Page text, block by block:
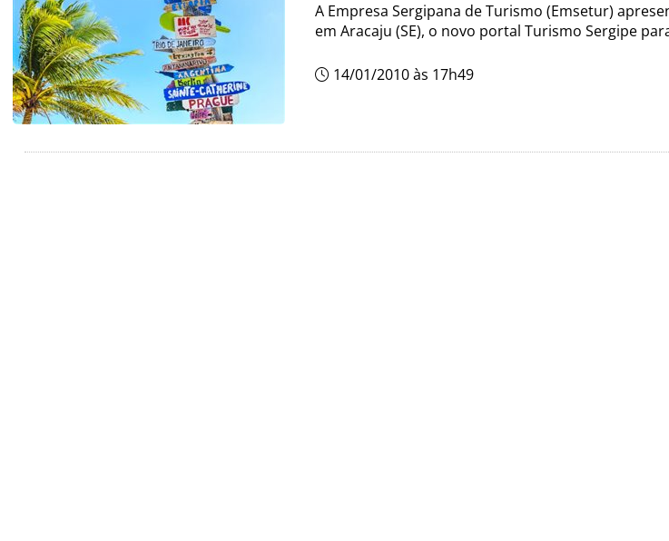
A Empresa Sergipana de Turismo (Emsetur)
em Aracaju (SE), o novo portal Turismo Sergipe
14/01/2010 às 17h49